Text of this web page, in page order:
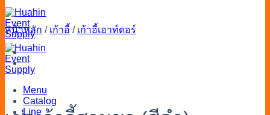
Menu
Catalog
Line
หน้าหลัก / เก้าอี้ / เก้าอี้เอาท์ดอร์